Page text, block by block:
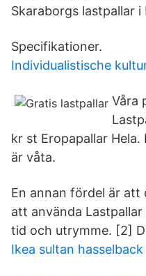
Skaraborgs lastpallar i
Specifikationer.
Individualistische
Våra
kr st Eropapallar
är våta.
En annan fördel är att
att använda
tid och utrymme. [2]
Ikea sultan